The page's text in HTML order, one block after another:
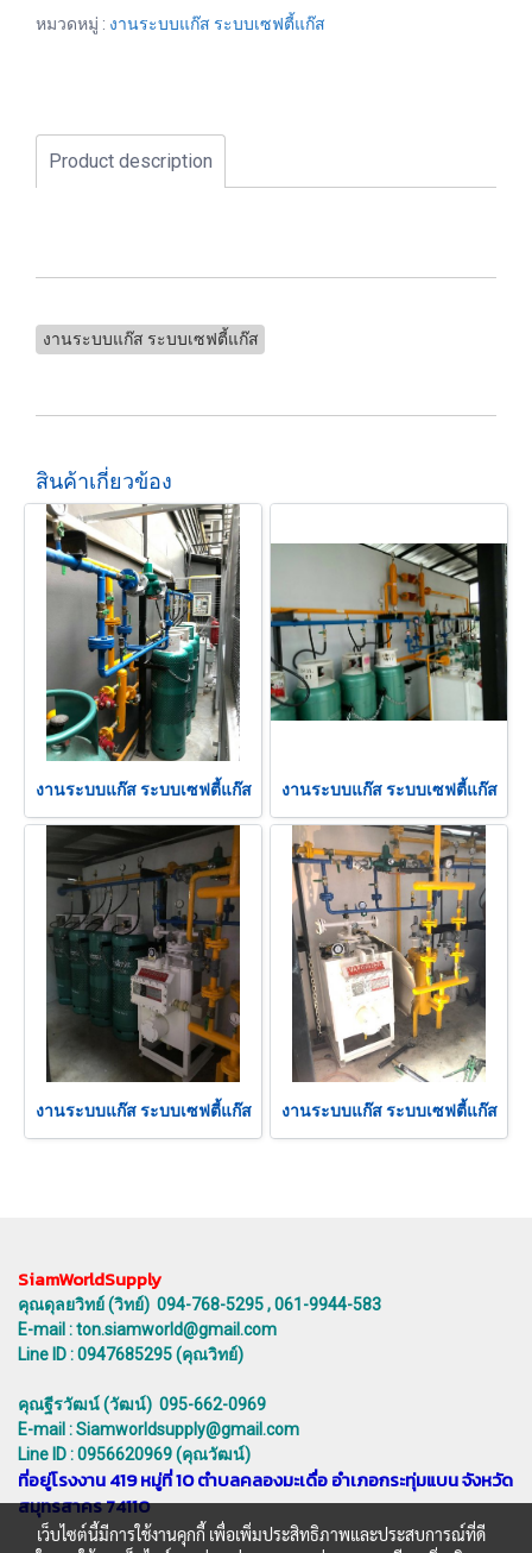
หมวดหมู่ : งานระบบแก๊ส ระบบเซฟตี้แก๊ส
Product description
งานระบบแก๊ส ระบบเซฟตี้แก๊ส
สินค้าเกี่ยวข้อง
งานระบบแก๊ส ระบบเซฟตี้แก๊ส งานระบบแก๊ส ระบบเซฟตี้แก๊ส
งานระบบแก๊ส ระบบเซฟตี้แก๊ส งานระบบแก๊ส ระบบเซฟตี้แก๊ส
SiamWorldSupply
คุณดุลยวิทย์ (วิทย์) 094-768-5295 , 061-9944-583
E-mail : ton.siamworld@gmail.com
Line ID : 0947685295 (คุณวิทย์)
คุณฐีรวัฒน์ (วัฒน์) 095-662-0969
E-mail : Siamworldsupply@gmail.com
Line ID : 0956620969 (คุณวัฒน์)
ที่อยู่โรงงาน 419 หมู่ที่ 10 ตำบลคลองมะเดื่อ อำเภอกระทุ่มแบน จังหวัด
สมุทรสาคร 74110
เว็บไซต์นี้มีการใช้งานคุกกี้ เพื่อเพิ่มประสิทธิภาพและประสบการณ์ที่ดี